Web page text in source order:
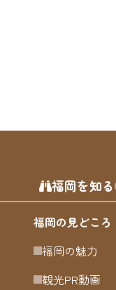
福岡を知る
福岡の見どころ
福岡の魅力
観光PR動画